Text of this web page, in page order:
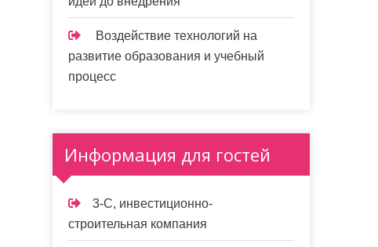
Воздействие технологий на
развитие образования и учебный
процесс
Информация для гостей
3-С, инвестиционно-
строительная компания